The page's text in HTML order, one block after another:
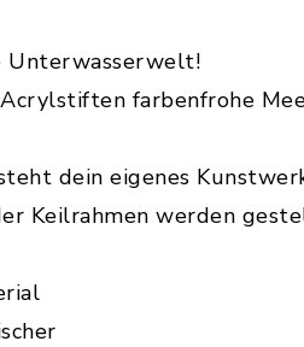
Unterwasserwelt!
farbenfrohe
dein eigenes
Keilrahmen werden